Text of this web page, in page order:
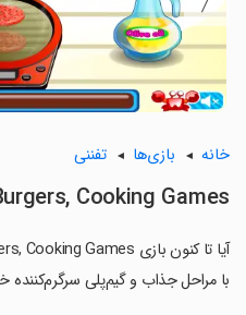
خانه بازی‌ها تفننی
Cooking Games
با مراحل جذاب و گیم‌پلی سرگرم‌کننده